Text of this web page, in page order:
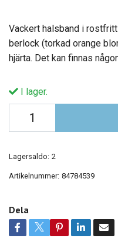
Vackert halsband i
berlock (torkad orange
hjärta. Det kan finnas
I lager.
Lagersaldo: 2
Artikelnummer: 84784539
Dela